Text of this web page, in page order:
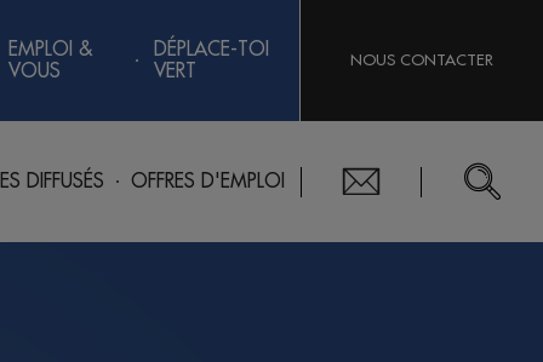
DIFFUSÉS OFFRES D'EMPLOI
EMPLOI &
VOUS
DÉPLACE-TOI
VERT
NOUS CONTACTER